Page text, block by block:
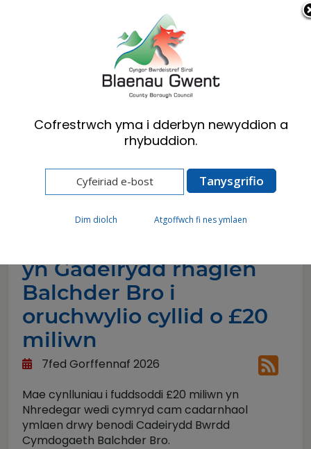
Cymraeg English
Newyddion
Balchder Bro i oruchwylio cyllid o £20 miliwn
yn Gadeirydd rhaglen
Balchder Bro i
oruchwylio cyllid o £20
miliwn
7fed Gorffennaf 2026
Mae cynlluniau i fuddsoddi £20 miliwn yn
Nhredegar wedi cymryd cam cadarnhaol
ymlaen drwy benodi Cadeirydd Bwrdd
Cymdogaeth Balchder Bro.
Cofrestrwch yma i dderbyn newyddion a
rhybuddion.
Dim diolch Atgoffwch fi nes ymlaen